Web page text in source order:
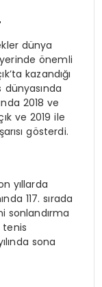
dünya
önemli
kazandığı
2018 ve
ve 2019 ile
gösterdi.
yıllarda
117. sırada
sonlandırma
tenis
sona